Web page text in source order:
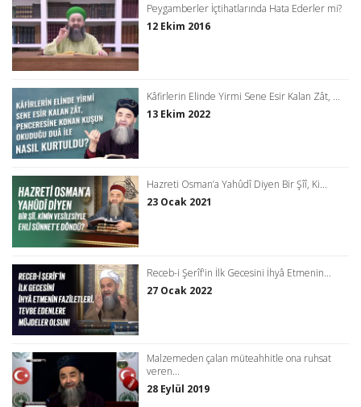
Peygamberler İçtihatlarında Hata Ederler mi?
12 Ekim 2016
Kâfirlerin Elinde Yirmi Sene Esir Kalan Zât, ...
13 Ekim 2022
Hazreti Osman’a Yahûdî Diyen Bir Şîî, Ki...
23 Ocak 2021
Receb-i Şerîf'in İlk Gecesini İhyâ Etmenin...
27 Ocak 2022
Malzemeden çalan müteahhitle ona ruhsat
veren...
28 Eylül 2019